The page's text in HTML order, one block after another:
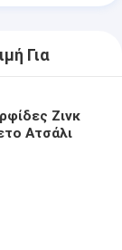
Για
Ζινκ
Ατσάλι